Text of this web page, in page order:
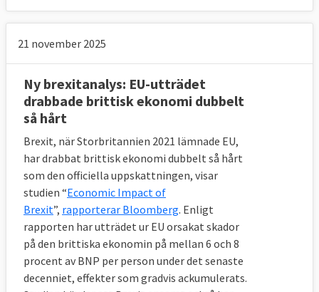
företag och myndigheter ska få tillräcklig tid
att ställa om.
31 december 2020. Under den tiden kommer
alla nuvarande EU-regler gälla för
Storbritannien som även måste betala in till
EU-budgeten och lyda nya EU-lagar. Dock
försvinner alla brittiska företrädare och
politiker från EU-institutionerna och
lagstiftningsprocessen.
Övergångsperioden kan förlängas om båda
sidor så önskar. En förlängning, som måste
vara två år, kan dock bara ske en gång och
måste beslutas om innan första juli 2020.
21 november 2025
Ny brexitanalys: EU-utträdet
drabbade brittisk ekonomi dubbelt
så hårt
Brexit, när Storbritannien 2021 lämnade EU,
har drabbat brittisk ekonomi dubbelt så hårt
som den officiella uppskattningen, visar
studien “Economic Impact of
Brexit”, rapporterar Bloomberg. Enligt
rapporten har utträdet ur EU orsakat skador
på den brittiska ekonomin på mellan 6 och 8
procent av BNP per person under det senaste
decenniet, effekter som gradvis ackumulerats.